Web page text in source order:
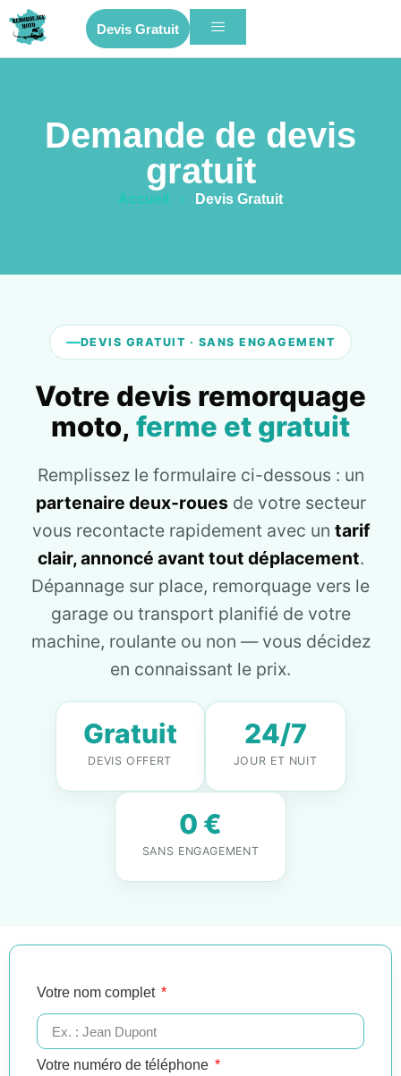
Devis Gratuit
Demande de devis
gratuit
Accueil » Devis Gratuit
DEVIS GRATUIT · SANS ENGAGEMENT
Votre devis remorquage
moto, ferme et gratuit
Remplissez le formulaire ci-dessous : un
partenaire deux-rouesde votre secteur
vous recontacte rapidement avec un tarif
clair, annoncé avant tout déplacement.
Dépannage sur place, remorquage vers le
garage ou transport planifié de votre
machine, roulante ou non — vous décidez
en connaissant le prix.
Gratuit
DEVIS OFFERT
24/7
JOUR ET NUIT
0 €
SANS ENGAGEMENT
Votre nom complet
Votre numéro de téléphone